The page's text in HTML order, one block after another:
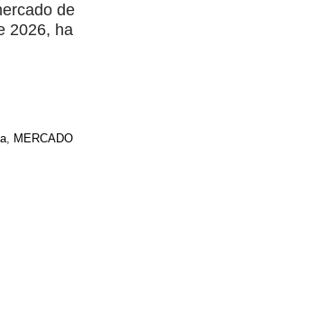
de
2026, ha
, MERCADO